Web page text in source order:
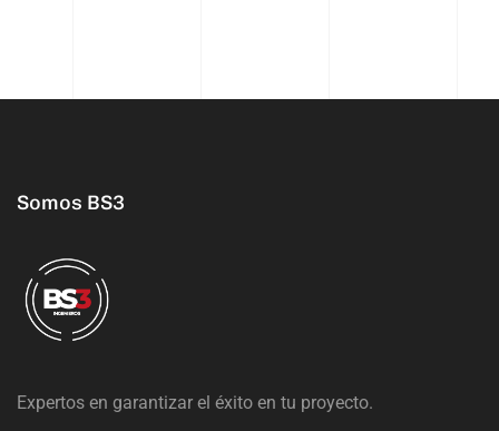
Somos BS3
Expertos en garantizar el éxito en tu proyecto.